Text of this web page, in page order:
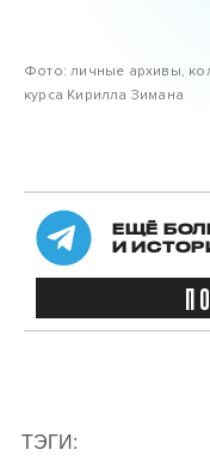
Фото: личные архивы,
курса Кирилла Зимана
ЕЩЁ
И
ТЭГИ: